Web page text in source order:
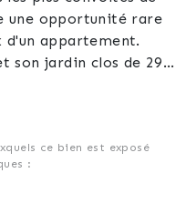
une opportunité rare
d'un appartement.
son jardin clos de 293
par l'atmosphère
ce bien est exposé
: